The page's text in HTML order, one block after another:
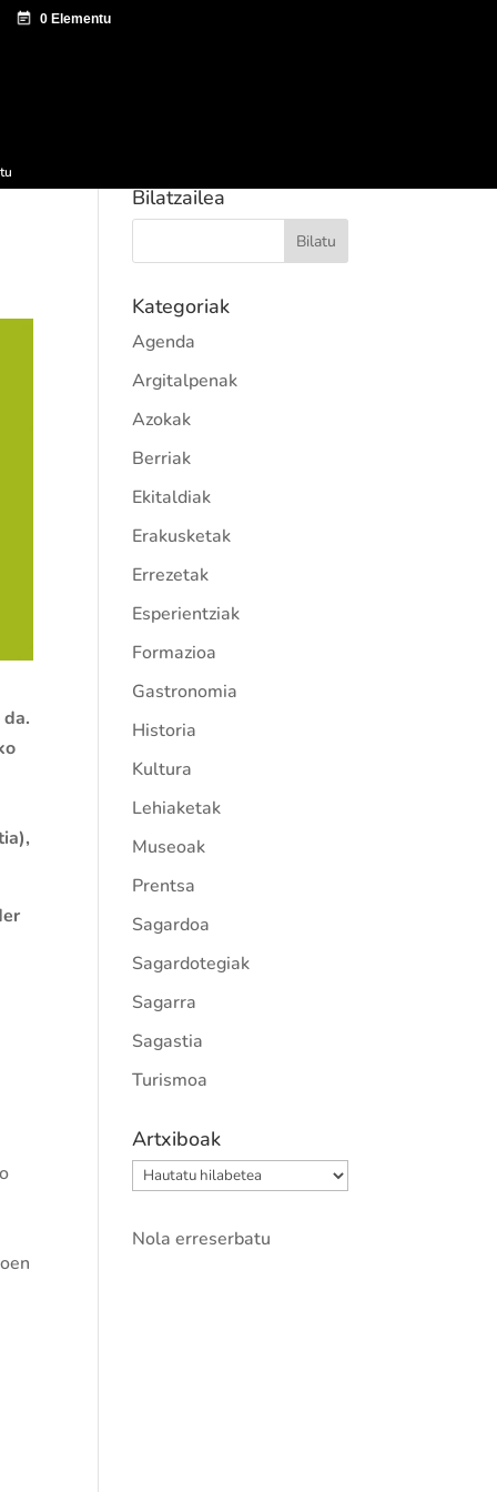
Bilatzailea
Kategoriak
Agenda
Argitalpenak
Azokak
Berriak
Ekitaldiak
Erakusketak
Errezetak
Esperientziak
Formazioa
Gastronomia
Historia
Kultura
Lehiaketak
Museoak
Prentsa
Sagardoa
Sagardotegiak
Sagarra
Sagastia
Turismoa
Artxiboak
Artxiboak
Nola erreserbatu